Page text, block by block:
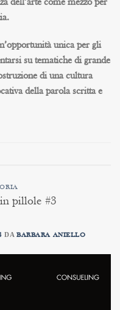
dell’arte come mezzo per
unica per gli
su tematiche di grande
di una cultura
della parola scritta e
pillole #3
DABARBARA ANIELLO